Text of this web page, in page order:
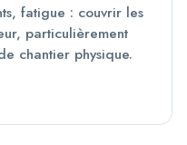
fatigue : couvrir les
particulièrement
chantier physique.